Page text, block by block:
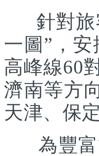
針對旅
一圖”，
高峰線60
濟南等方
天津、保
為豐富